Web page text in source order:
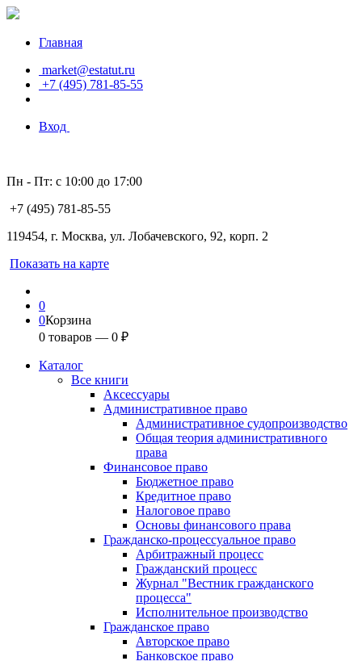
Главная
market@estatut.ru
+7 (495) 781-85-55
Вход
Пн - Пт: с 10:00 до 17:00
+7 (495) 781-85-55
119454, г. Москва, ул. Лобачевского, 92, корп. 2
Показать на карте
0
0Корзина
0 товаров — 0 ₽
Каталог
Все книги
Аксессуары
Административное право
Административное судопроизводство
Общая теория административного
права
Финансовое право
Бюджетное право
Кредитное право
Налоговое право
Основы финансового права
Гражданско-процессуальное право
Арбитражный процесс
Гражданский процесс
Журнал "Вестник гражданского
процесса"
Исполнительное производство
Гражданское право
Авторское право
Банковское право